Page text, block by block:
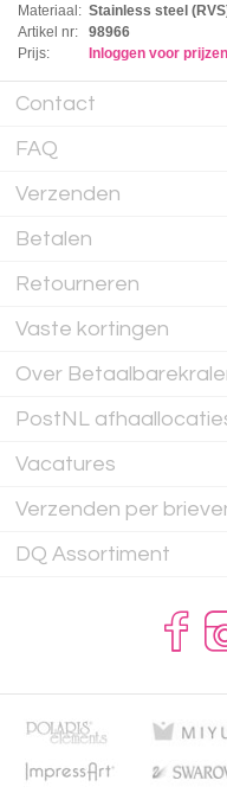
Materiaal: Stainless steel
Artikel nr:
98966
Prijs:
Inloggen voor prijzen
Contact
FAQ
Verzenden
Betalen
Retourneren
Vaste kortingen
Over
PostNL
Vacatures
Verzenden per
DQ Assortiment